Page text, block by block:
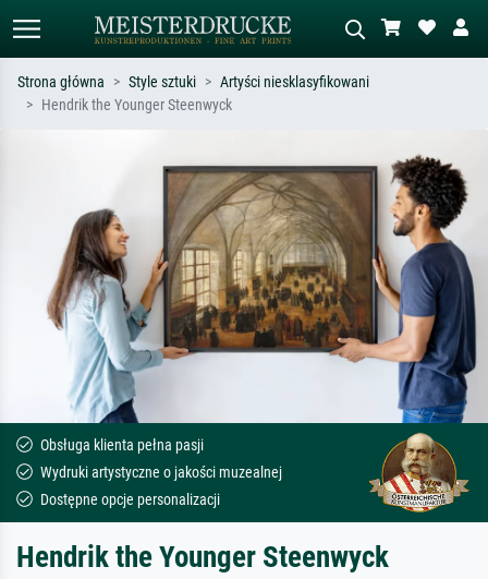
Monet, Gwiaździsta noc,
impresjonizm, fala Hokusaia, akt.
Opisz scenę – np. zielona łąka,
abstrakcja z czerwienią, ciemny olej,
stojący akt obok drzewa.
Strona główna Style sztuki
Artyści niesklasyfikowani
Hendrik the Younger Steenwyck
Obsługa klienta pełna pasji
Wydruki artystyczne o jakości muzealnej
Dostępne opcje personalizacji
Hendrik the Younger Steenwyck